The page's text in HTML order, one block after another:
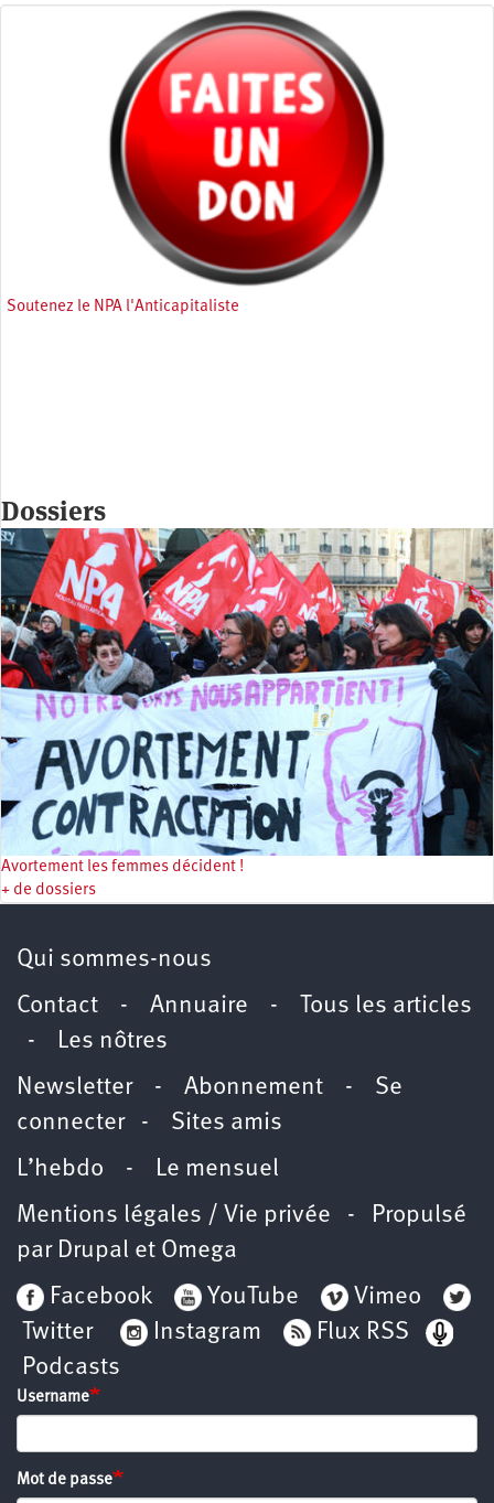
Soutenez le NPA l'Anticapitaliste
Dossiers
Avortement les femmes décident !
+ de dossiers
Qui sommes-nous
Contact - Annuaire -
Tous les articles
- Les nôtres
Newsletter- Abonnement - Se
connecter- Sites amis
L’hebdo - Le mensuel
Mentions légales / Vie privée - Propulsé
par Drupal et Omega
Facebook
YouTube
Vimeo
Twitter
Instagram
Flux RSS
Podcasts
Username
Mot de passe